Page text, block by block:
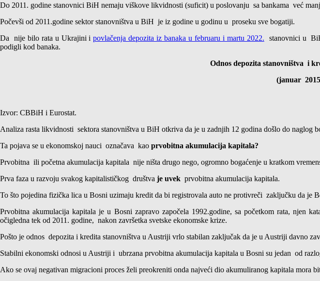
Do 2011. godine stanovnici BiH nemaju viškove likvidnosti (suficit) u poslovanju sa bankama već
Počevši od 2011.godine sektor stanovništva u BiH je iz godine u godinu u proseku sve bogatiji.
Da nije bilo rata u Ukrajini ipovlačenja depozita iz banaka u februaru i martu 2022. stanovnici u
podigli kod banaka.
Odnos depozita stanovništva i
(januar
Izvor: CBBiH i Eurostat.
Analiza rasta likvidnosti sektora stanovništva u BiH otkriva da je u zadnjih 12 godina došlo do naglog
Ta pojava se u ekonomskoj nauci označava kao prvobitna akumulacija kapitala?
Prvobitna ili početna akumulacija kapitala nije ništa drugo nego, ogromno bogaćenje u kratkom
Prva faza u razvoju svakog kapitalističkog društva je uvek prvobitna akumulacija kapitala.
To što pojedina fizička lica u Bosni uzimaju kredit da bi registrovala auto ne protivreči zaključku da je
Prvobitna akumulacija kapitala je u Bosni zapravo započela 1992.godine, sa početkom rata, njen
očigledna tek od 2011. godine, nakon završetka svetske ekonomske krize.
Pošto je odnos depozita i kredita stanovništva u Austriji vrlo stabilan zaključak da je u Austriji davno
Stabilni ekonomski odnosi u Austriji i ubrzana prvobitna akumulacija kapitala u Bosni su jedan od
Ako se ovaj negativan migracioni proces želi preokreniti onda najveći dio akumuliranog kapitala mora